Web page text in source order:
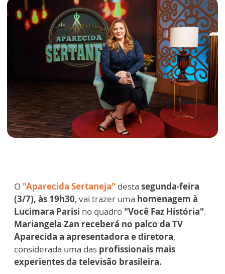
O "Aparecida Sertaneja" desta segunda-feira
(3/7), às 19h30, vai trazer uma homenagem à
Lucimara Parisi no quadro "Você Faz História".
Mariangela Zan receberá no palco da TV
Aparecida a apresentadora e diretora,
considerada uma das profissionais mais
experientes da televisão brasileira.